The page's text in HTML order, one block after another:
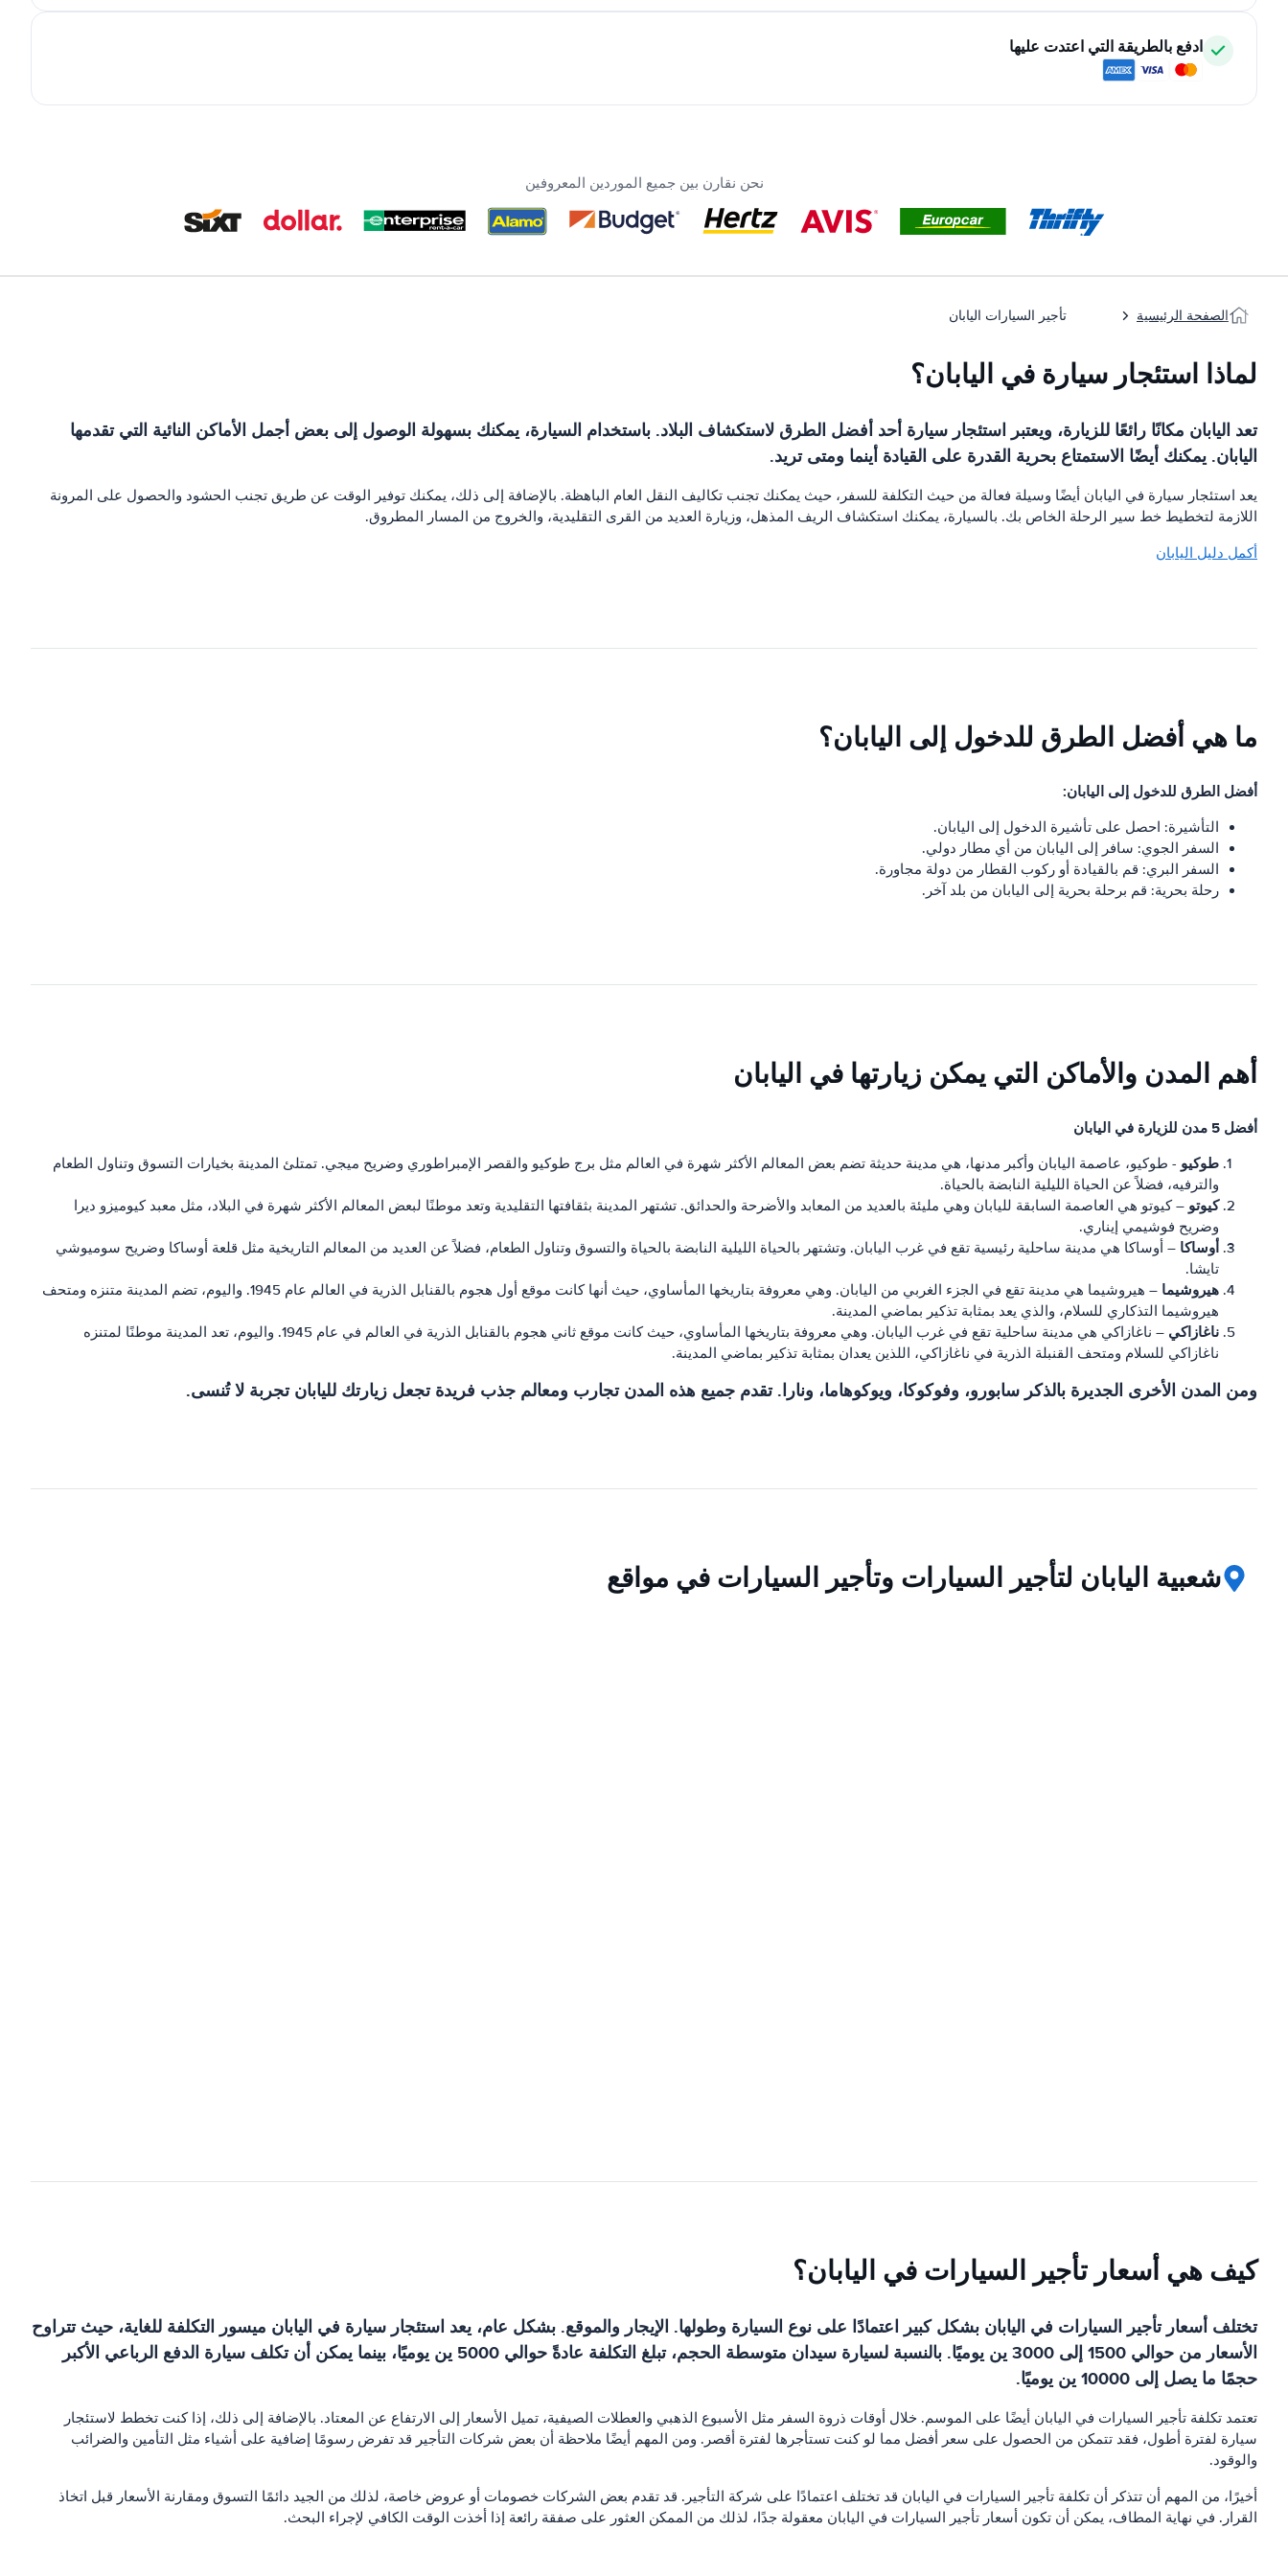
ادفع بالطريقة التي اعتدت عليها
نحن نقارن بين جميع الموردين المعروفين
الصفحة الرئيسية تأجير السيارات اليابان
لماذا استئجار سيارة في اليابان؟
تعد اليابان مكانًا رائعًا للزيارة، ويعتبر استئجار سيارة أحد أفضل الطرق لاستكشاف البلاد. باستخدام السيارة، يمكنك بسهولة الوصول إلى بعض أجمل الأماكن النائية التي تقدمها
اليابان. يمكنك أيضًا الاستمتاع بحرية القدرة على القيادة أينما ومتى تريد.
يعد استئجار سيارة في اليابان أيضًا وسيلة فعالة من حيث التكلفة للسفر، حيث يمكنك تجنب تكاليف النقل العام الباهظة. بالإضافة إلى ذلك، يمكنك توفير الوقت عن طريق تجنب الحشود والحصول على المرونة
اللازمة لتخطيط خط سير الرحلة الخاص بك. بالسيارة، يمكنك استكشاف الريف المذهل، وزيارة العديد من القرى التقليدية، والخروج من المسار المطروق.
أكمل دليل اليابان
ما هي أفضل الطرق للدخول إلى اليابان؟
أفضل الطرق للدخول إلى اليابان:
التأشيرة: احصل على تأشيرة الدخول إلى اليابان.
السفر الجوي: سافر إلى اليابان من أي مطار دولي.
السفر البري: قم بالقيادة أو ركوب القطار من دولة مجاورة.
رحلة بحرية: قم برحلة بحرية إلى اليابان من بلد آخر.
أهم المدن والأماكن التي يمكن زيارتها في اليابان
أفضل 5 مدن للزيارة في اليابان
طوكيو - طوكيو، عاصمة اليابان وأكبر مدنها، هي مدينة حديثة تضم بعض المعالم الأكثر شهرة في العالم مثل برج طوكيو والقصر الإمبراطوري وضريح ميجي. تمتلئ المدينة بخيارات التسوق وتناول الطعام
والترفيه، فضلاً عن الحياة الليلية النابضة بالحياة.
كيوتو – كيوتو هي العاصمة السابقة لليابان وهي مليئة بالعديد من المعابد والأضرحة والحدائق. تشتهر المدينة بثقافتها التقليدية وتعد موطنًا لبعض المعالم الأكثر شهرة في البلاد، مثل معبد كيوميزو ديرا
وضريح فوشيمي إيناري.
أوساكا – أوساكا هي مدينة ساحلية رئيسية تقع في غرب اليابان. وتشتهر بالحياة الليلية النابضة بالحياة والتسوق وتناول الطعام، فضلاً عن العديد من المعالم التاريخية مثل قلعة أوساكا وضريح سوميوشي
تايشا.
هيروشيما
– هيروشيما هي مدينة تقع في الجزء الغربي من اليابان. وهي معروفة بتاريخها المأساوي، حيث أنها كانت موقع أول هجوم بالقنابل الذرية في العالم عام 1945. واليوم، تضم المدينة متنزه ومتحف
هيروشيما التذكاري للسلام، والذي يعد بمثابة تذكير بماضي المدينة.
ناغازاكي
– ناغازاكي هي مدينة ساحلية تقع في غرب اليابان. وهي معروفة بتاريخها المأساوي، حيث كانت موقع ثاني هجوم بالقنابل الذرية في العالم في عام 1945. واليوم، تعد المدينة موطنًا لمتنزه
ناغازاكي للسلام ومتحف القنبلة الذرية في ناغازاكي، اللذين يعدان بمثابة تذكير بماضي المدينة.
ومن المدن الأخرى الجديرة بالذكر سابورو، وفوكوكا، ويوكوهاما، ونارا. تقدم جميع هذه المدن تجارب ومعالم جذب فريدة تجعل زيارتك لليابان تجربة لا تُنسى.
شعبية اليابان لتأجير السيارات وتأجير السيارات في مواقع
كيف هي أسعار تأجير السيارات في اليابان؟
تختلف أسعار تأجير السيارات في اليابان بشكل كبير اعتمادًا على نوع السيارة وطولها. الإيجار والموقع. بشكل عام، يعد استئجار سيارة في اليابان ميسور التكلفة للغاية، حيث تتراوح
الأسعار من حوالي 1500 إلى 3000 ين يوميًا. بالنسبة لسيارة سيدان متوسطة الحجم، تبلغ التكلفة عادةً حوالي 5000 ين يوميًا، بينما يمكن أن تكلف سيارة الدفع الرباعي الأكبر
حجمًا ما يصل إلى 10000 ين يوميًا.
تعتمد تكلفة تأجير السيارات في اليابان أيضًا على الموسم. خلال أوقات ذروة السفر مثل الأسبوع الذهبي والعطلات الصيفية، تميل الأسعار إلى الارتفاع عن المعتاد. بالإضافة إلى ذلك، إذا كنت تخطط لاستئجار
سيارة لفترة أطول، فقد تتمكن من الحصول على سعر أفضل مما لو كنت تستأجرها لفترة أقصر. ومن المهم أيضًا ملاحظة أن بعض شركات التأجير قد تفرض رسومًا إضافية على أشياء مثل التأمين والضرائب
والوقود.
أخيرًا، من المهم أن تتذكر أن تكلفة تأجير السيارات في اليابان قد تختلف اعتمادًا على شركة التأجير. قد تقدم بعض الشركات خصومات أو عروض خاصة، لذلك من الجيد دائمًا التسوق ومقارنة الأسعار قبل اتخاذ
القرار. في نهاية المطاف، يمكن أن تكون أسعار تأجير السيارات في اليابان معقولة جدًا، لذلك من الممكن العثور على صفقة رائعة إذا أخذت الوقت الكافي لإجراء البحث.